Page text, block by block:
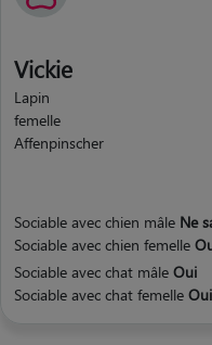
Vickie
Lapin
femelle
Affenpinscher
Sociable avec chien mâle Ne
Sociable avec chien femelle
Sociable avec chat mâle Oui
Sociable avec chat femelle Oui